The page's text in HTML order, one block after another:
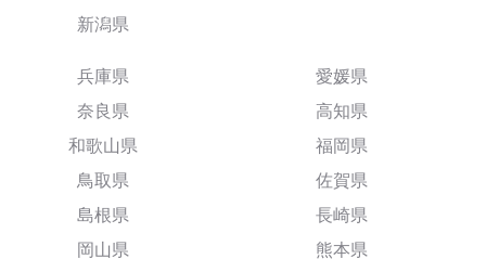
新潟県
兵庫県
奈良県
和歌山県
鳥取県
島根県
岡山県
愛媛県
高知県
福岡県
佐賀県
長崎県
熊本県